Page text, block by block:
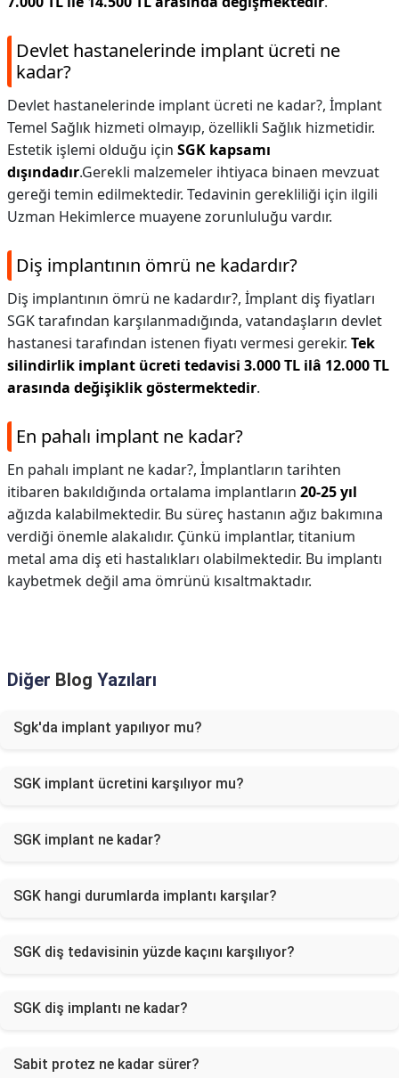
Devlet hastanelerinde implant ücreti ne
kadar?
Devlet hastanelerinde implant ücreti ne kadar?, İmplant
Temel Sağlık hizmeti olmayıp, özellikli Sağlık hizmetidir.
Estetik işlemi olduğu için SGK kapsamı
dışındadır.Gerekli malzemeler ihtiyaca binaen mevzuat
gereği temin edilmektedir. Tedavinin gerekliliği için ilgili
Uzman Hekimlerce muayene zorunluluğu vardır.
Diş implantının ömrü ne kadardır?
Diş implantının ömrü ne kadardır?, İmplant diş fiyatları
SGK tarafından karşılanmadığında, vatandaşların devlet
hastanesi tarafından istenen fiyatı vermesi gerekir. Tek
silindirlik implant ücreti tedavisi 3.000 TL ilâ 12.000 TL
arasında değişiklik göstermektedir.
En pahalı implant ne kadar?
En pahalı implant ne kadar?, İmplantların tarihten
itibaren bakıldığında ortalama implantların 20-25 yıl
ağızda kalabilmektedir. Bu süreç hastanın ağız bakımına
verdiği önemle alakalıdır. Çünkü implantlar, titanium
metal ama diş eti hastalıkları olabilmektedir. Bu implantı
kaybetmek değil ama ömrünü kısaltmaktadır.
Diğer Blog Yazıları
Sgk'da implant yapılıyor mu?
SGK implant ücretini karşılıyor mu?
SGK implant ne kadar?
SGK hangi durumlarda implantı karşılar?
SGK diş tedavisinin yüzde kaçını karşılıyor?
SGK diş implantı ne kadar?
Sabit protez ne kadar sürer?